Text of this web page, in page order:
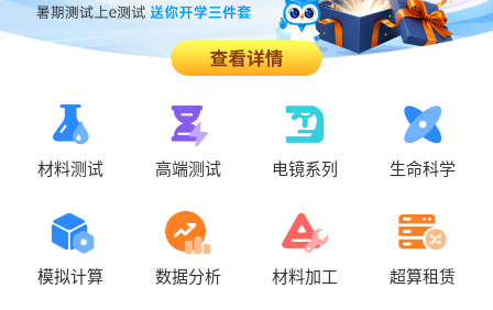
材料测试 高端测试 电镜系列 生命科学
模拟计算 数据分析 材料加工 超算租赁